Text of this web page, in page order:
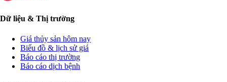
Dữ liệu & Thị trường
Giá thủy sản hôm nay
Biểu đồ & lịch sử giá
Báo cáo thị trường
Báo cáo dịch bệnh